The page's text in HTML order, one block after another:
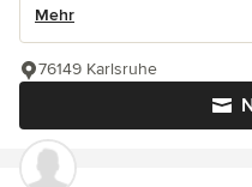
Mehr
76149 Karlsruhe